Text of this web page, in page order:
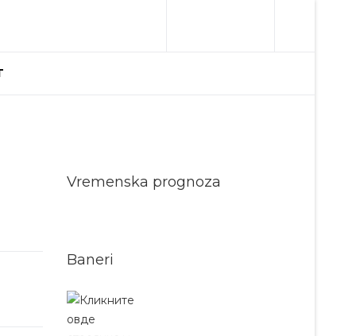
Vremenska prognoza
Baneri